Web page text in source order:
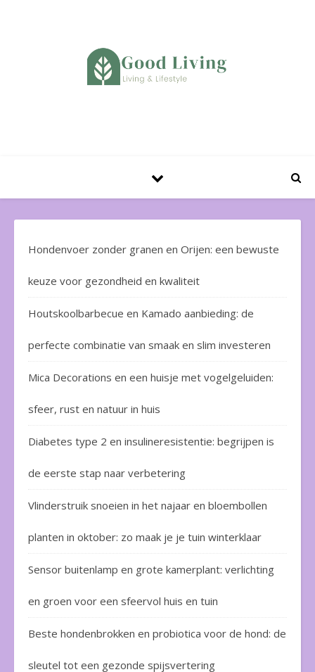
Hondenvoer zonder granen en Orijen: een bewuste
keuze voor gezondheid en kwaliteit
Houtskoolbarbecue en Kamado aanbieding: de
perfecte combinatie van smaak en slim investeren
Mica Decorations en een huisje met vogelgeluiden:
sfeer, rust en natuur in huis
Diabetes type 2 en insulineresistentie: begrijpen is
de eerste stap naar verbetering
Vlinderstruik snoeien in het najaar en bloembollen
planten in oktober: zo maak je je tuin winterklaar
Sensor buitenlamp en grote kamerplant: verlichting
en groen voor een sfeervol huis en tuin
Beste hondenbrokken en probiotica voor de hond: de
sleutel tot een gezonde spijsvertering